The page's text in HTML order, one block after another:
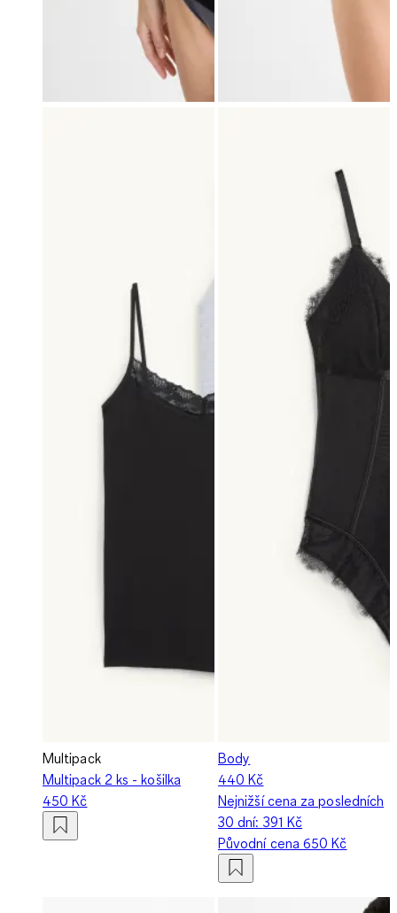
Multipack
Multipack 2 ks - košilka
450 Kč
Body
440 Kč
Nejnižší cena za posledních
30 dní: 391 Kč
Původní cena650 Kč